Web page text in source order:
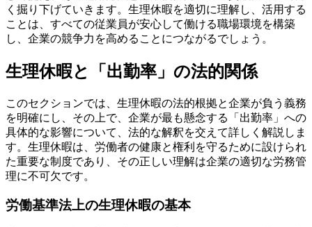
く掘り下げていきます。生理休暇を適切に理解し、活用する
ことは、すべての従業員が安心して働ける職場環境を構築
し、企業の競争力を高めることにつながるでしょう。
生理休暇と「出勤率」の法的関係
このセクションでは、生理休暇の法的根拠と企業が負う義務
を明確にし、その上で、企業が最も懸念する「出勤率」への
具体的な影響について、法的な解釈を交えて詳しく解説しま
す。生理休暇は、労働者の健康と権利を守るために設けられ
た重要な制度であり、その正しい理解は企業の適切な労務管
理に不可欠です。
労働基準法上の生理休暇の基本